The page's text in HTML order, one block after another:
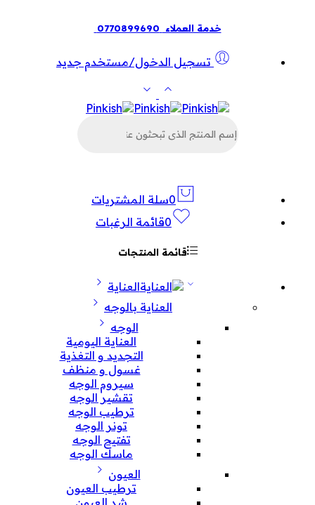
خدمة العملاء 0770899690
تسجيل الدخول/مستخدم جديد
عن
0سلة المشتريات
0قائمة الرغبات
قائمة المنتجات
العناية
العناية بالوجه
الوجه
العناية اليومية
التجديد و التغذية
غسول و منظف
سيروم الوجه
تقشير الوجه
ترطيب الوجه
تونر الوجه
تفتيح الوجه
ماسك الوجه
العيون
ترطيب العيون
شد العيون